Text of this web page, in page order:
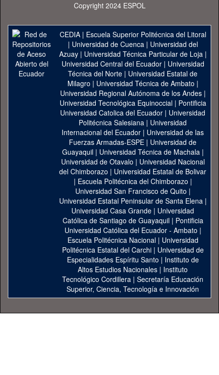
Copyright 2024 ESPOL
CEDIA| Escuela Superior Politécnica del Litoral
| Universidad de Cuenca| Universidad del
Azuay| Universidad Técnica Particular de Loja|
Universidad Central del Ecuador| Universidad
Técnica del Norte | Universidad Estatal de
Milagro | Universidad Técnica de Ambato |
Universidad Regional Autónoma de los Andes|
Universidad Tecnológica Equinoccial| Pontificia
Universidad Catolica del Ecuador | Universidad
Politécnica Salesiana | Universidad
Internacional del Ecuador | Universidad de las
Fuerzas Armadas-ESPE | Universidad de
Guayaquil| Universidad Técnica de Machala|
Universidad de Otavalo | Universidad Nacional
del Chimborazo | Universidad Estatal de Bolivar
| Escuela Politécnica del Chimborazo |
Universidad San Francisco de Quito |
Universidad Estatal Peninsular de Santa Elena|
Universidad Casa Grande | Universidad
Católica de Santiago de Guayaquil| Pontificia
Universidad Católica del Ecuador - Ambato |
Escuela Politécnica Nacional| Universidad
Politécnica Estatal del Carchi| Universidad de
Especialidades Espíritu Santo | Instituto de
Altos Estudios Nacionales | Instituto
Tecnológico Cordillera | Secretaría Educación
Superior, Ciencia, Tecnología e Innovación